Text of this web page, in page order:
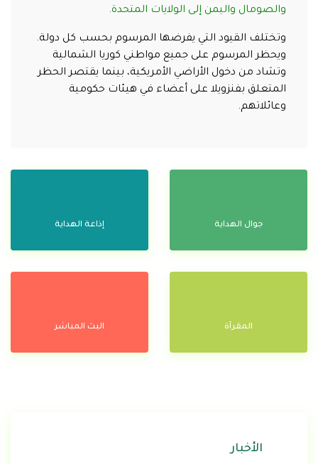
والصومال واليمن إلى الولايات المتحدة.
وتختلف القيود التي يفرضها المرسوم بحسب كل دولة.
ويحظر المرسوم على جميع مواطني كوريا الشمالية
وتشاد من دخول الأراضي الأمريكية، بينما يقتصر الحظر
المتعلق بفنزويلا على أعضاء في هيئات حكومية
وعائلاتهم.
جوال الهداية إذاعة الهداية
المقرآة البث المباشر
الأخبار